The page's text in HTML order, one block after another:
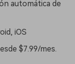
automática de
iOS
$7.99/mes.